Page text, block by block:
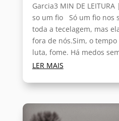
Garcia3 MIN DE
so um fio Só um fio nos
toda a tecelagem, mas
fora de nós.Sim, o
luta, fome. Há medos
LER MAIS